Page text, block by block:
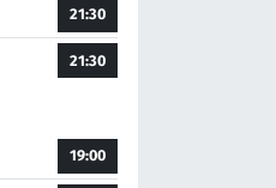
21:30
21:30
19:00